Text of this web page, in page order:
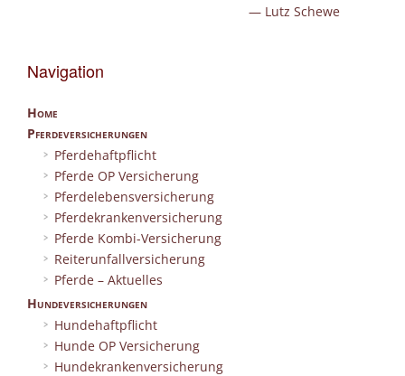
Lutz Schewe
Navigation
Home
Pferdeversicherungen
Pferdehaftpflicht
Pferde OP Versicherung
Pferdelebensversicherung
Pferdekrankenversicherung
Pferde Kombi-Versicherung
Reiterunfallversicherung
Pferde – Aktuelles
Hundeversicherungen
Hundehaftpflicht
Hunde OP Versicherung
Hundekrankenversicherung